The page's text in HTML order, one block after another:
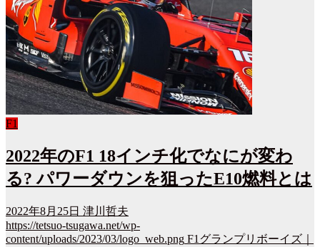
F1
2022年のF1 18インチ化でなにが変わ
る? パワーダウンを狙ったE10燃料とは
2022年8月25日 津川哲夫
https://tetsuo-tsugawa.net/wp-
content/uploads/2023/03/logo_web.png F1グランプリボーイズ｜